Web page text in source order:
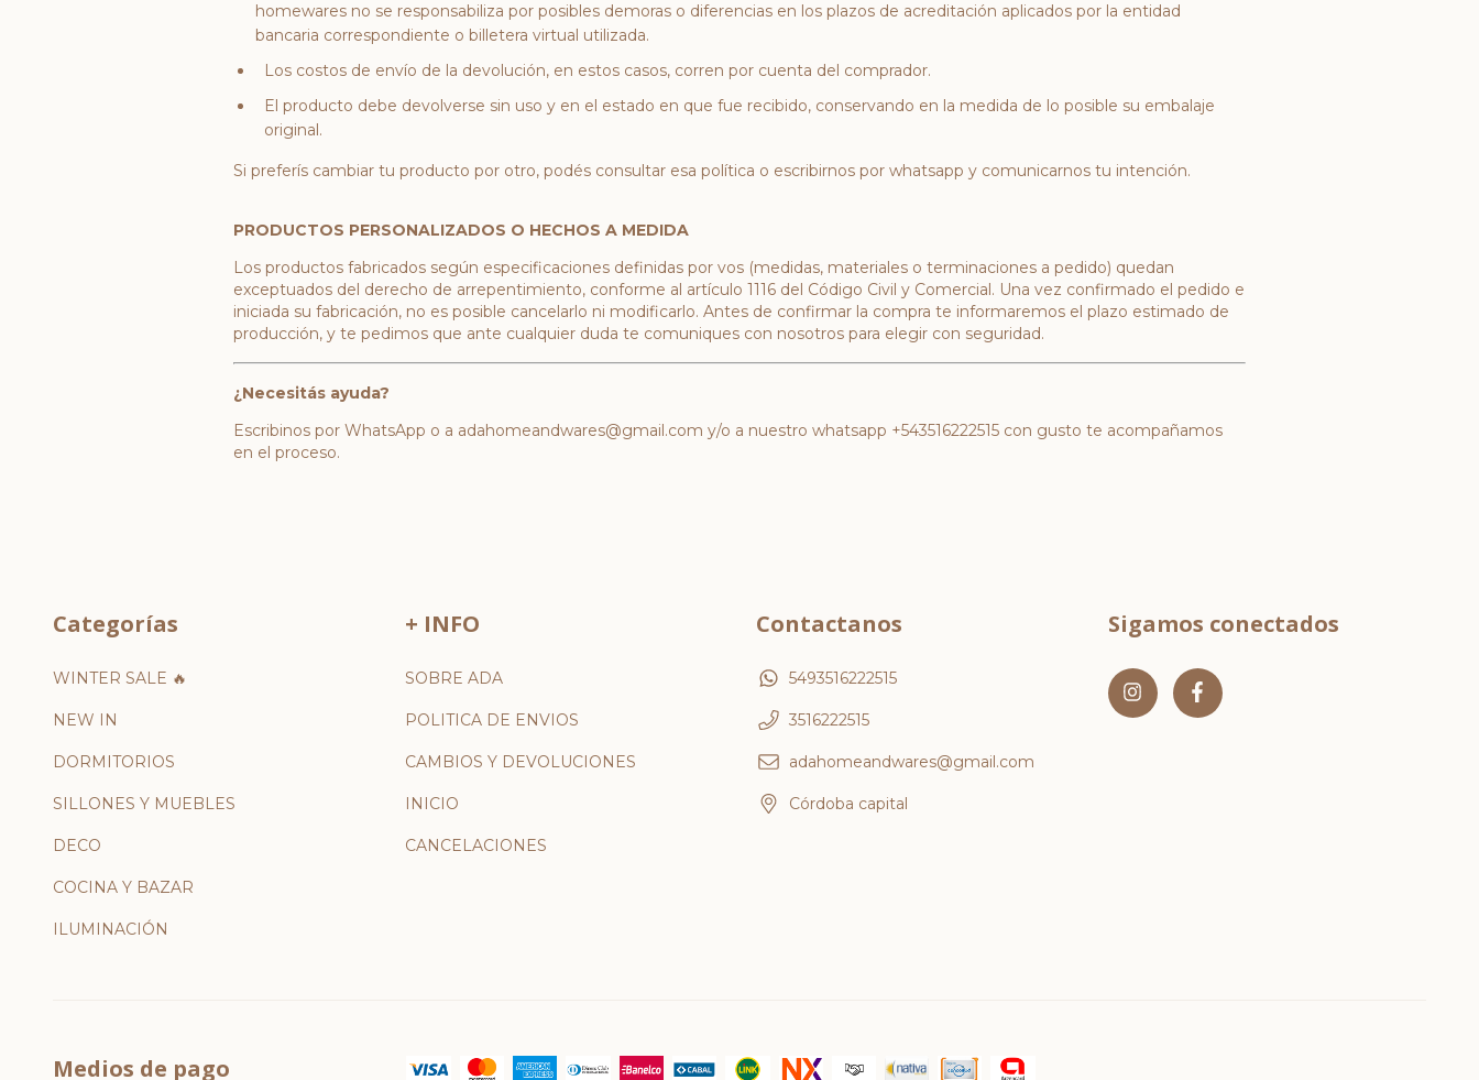
homewares no se responsabiliza por posibles demoras o diferencias en los plazos de acreditación aplicados por la entidad
bancaria correspondiente o billetera virtual utilizada.
Los costos de envío de la devolución, en estos casos, corren por cuenta del comprador.
El producto debe devolverse sin uso y en el estado en que fue recibido, conservando en la medida de lo posible su embalaje
original.
Si preferís cambiar tu producto por otro, podés consultar esa política o escribirnos por whatsapp y comunicarnos tu intención.
PRODUCTOS PERSONALIZADOS O HECHOS A MEDIDA
Los productos fabricados según especificaciones definidas por vos (medidas, materiales o terminaciones a pedido) quedan
exceptuados del derecho de arrepentimiento, conforme al artículo 1116 del Código Civil y Comercial. Una vez confirmado el pedido e
iniciada su fabricación, no es posible cancelarlo ni modificarlo. Antes de confirmar la compra te informaremos el plazo estimado de
producción, y te pedimos que ante cualquier duda te comuniques con nosotros para elegir con seguridad.
¿Necesitás ayuda?
Escribinos por WhatsApp o a adahomeandwares@gmail.com y/o a nuestro whatsapp +543516222515 con gusto te acompañamos
en el proceso.
Categorías
WINTER SALE 🔥
NEW IN
DORMITORIOS
SILLONES Y MUEBLES
DECO
COCINA Y BAZAR
ILUMINACIÓN
+ INFO
SOBRE ADA
POLITICA DE ENVIOS
CAMBIOS Y DEVOLUCIONES
INICIO
CANCELACIONES
Contactanos
5493516222515
3516222515
adahomeandwares@gmail.com
Córdoba capital
Sigamos conectados
Medios de pago